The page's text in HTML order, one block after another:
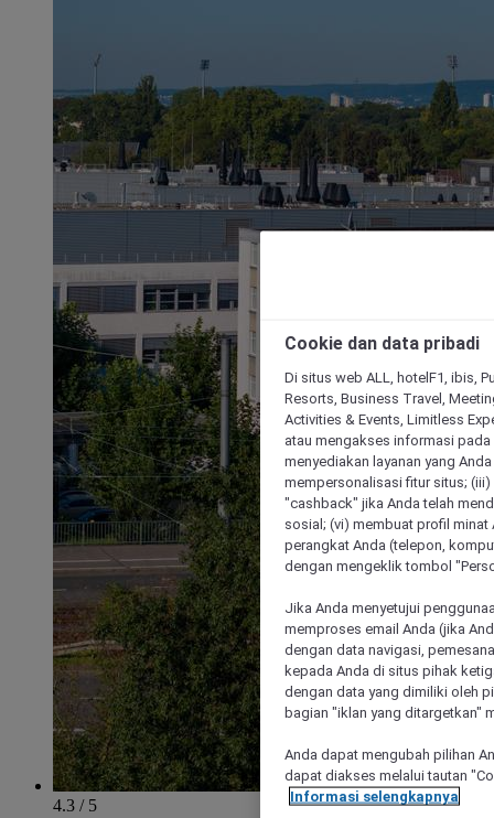
4.3 / 5
Cookie dan data pribadi
Di situs web ALL, hotelF1, ibis,
Resorts, Business Travel,
Activities & Events, Limitless
atau mengakses informasi
menyediakan layanan yang
mempersonalisasi fitur situs;
"cashback" jika Anda telah
sosial; (vi) membuat profil
perangkat Anda (telepon,
dengan mengeklik tombol
Jika Anda menyetujui
memproses email Anda (jika
dengan data navigasi,
kepada Anda di situs pihak
dengan data yang dimiliki oleh
bagian "iklan yang ditargetkan"
Anda dapat mengubah pilihan
dapat diakses melalui tautan
Informasi selengkapnya